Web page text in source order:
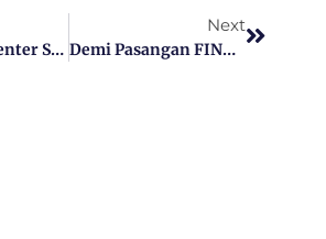
DPD Gibran Center Sumenep Ikut Deklarasi DPW Jatim Di Surabaya
Next
Demi Pasangan FINAL, Warga Suka Rela Buat Spanduk